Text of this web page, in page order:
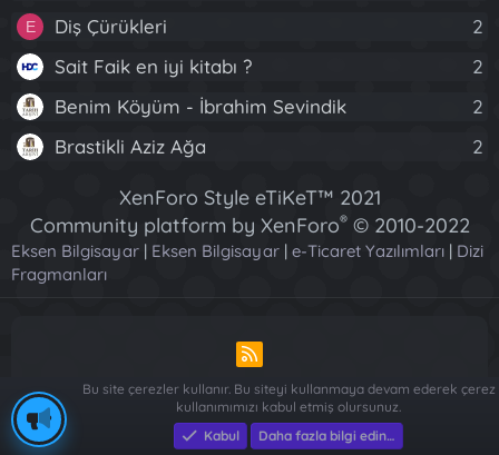
E Diş Çürükleri
2
Sait Faik en iyi kitabı ?
2
Benim Köyüm - İbrahim Sevindik
2
Brastikli Aziz Ağa
2
XenForo Style eTiKeT™ 2021
Community platform by XenForo® © 2010-2022
XenForo Ltd.
[XGT] Forum statistics system
Eksen Bilgisayar | Eksen Bilgisayar | e-Ticaret Yazılımları | Dizi
Fragmanları
R
S
Piese Auto Dacia Arges-Piese Auto Dacia Arges-Renault ve
Dacia Yedek Parça - Sağlam Otomotiv
Bu site çerezler kullanır. Bu siteyi kullanmaya devam ederek çerez
kullanımımızı kabul etmiş olursunuz.
Kabul
Daha fazla bilgi edin…